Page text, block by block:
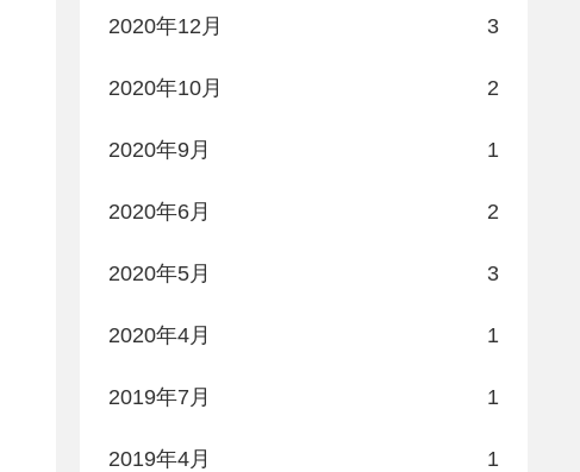
2020年12月 3
2020年10月 2
2020年9月 1
2020年6月 2
2020年5月 3
2020年4月 1
2019年7月 1
2019年4月 1